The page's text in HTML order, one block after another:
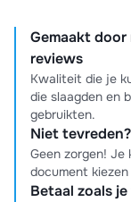
Gemaakt
reviews
Kwaliteit die je
die slaagden en
gebruikten.
Niet
Geen zorgen!
document
Betaal zoals